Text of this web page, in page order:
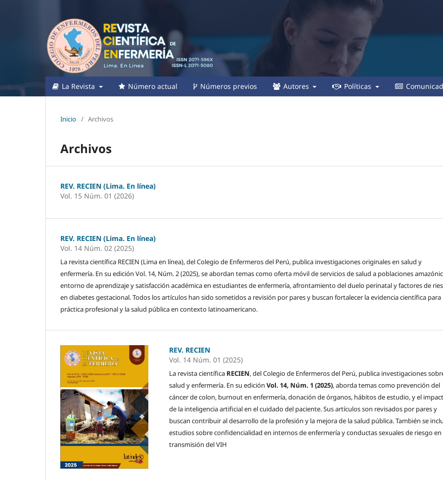
La Revista Número actual Números previos Autores Políticas
Inicio / Archivos
Archivos
REV. RECIEN (Lima. En línea)
Vol. 15 Núm. 01 (2026)
REV. RECIEN (Lima. En línea)
Vol. 14 Núm. 02 (2025)
La revista científica RECIEN (Lima en línea), del Colegio de Enfermeros del Perú, publica investigaciones originales en salud y
enfermería. En su edición Vol. 14, Núm. 2 (2025), se abordan temas como oferta móvil de servicios de salud a poblaciones
entorno de aprendizaje y satisfacción académica en estudiantes de enfermería, afrontamiento del duelo perinatal y factores de
en diabetes gestacional. Todos los artículos han sido sometidos a revisión por pares y buscan fortalecer la evidencia científica para
práctica profesional y la salud pública en contexto latinoamericano.
REV. RECIEN
Vol. 14 Núm. 01 (2025)
La revista científica RECIEN, del Colegio de Enfermeros del Perú, publica investigaciones
salud y enfermería. En su ediciónVol. 14, Núm. 1 (2025), aborda temas como prevención del
cáncer de colon, burnout en enfermería, donación de órganos, hábitos de estudio, y el
de la inteligencia artificial en el cuidado del paciente. Sus artículos son revisados por pares y
buscan contribuir al desarrollo de la profesión y la mejora de la salud pública. También se
estudios sobre confidencialidad en internos de enfermería y conductas sexuales de riesgo en
transmisión del VIH